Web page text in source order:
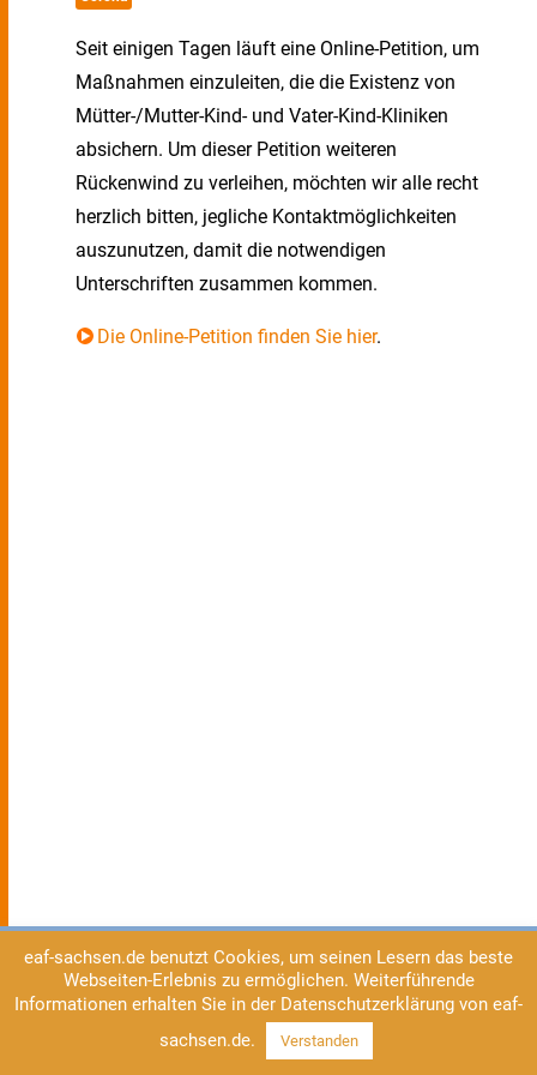
Seit einigen Tagen läuft eine Online-Petition, um
Maßnahmen einzuleiten, die die Existenz von
Mütter-/Mutter-Kind- und Vater-Kind-Kliniken
absichern. Um dieser Petition weiteren
Rückenwind zu verleihen, möchten wir alle recht
herzlich bitten, jegliche Kontaktmöglichkeiten
auszunutzen, damit die notwendigen
Unterschriften zusammen kommen.
Die Online-Petition finden Sie hier.
eaf-sachsen.de benutzt Cookies, um seinen Lesern das beste
Webseiten-Erlebnis zu ermöglichen. Weiterführende
Informationen erhalten Sie in der Datenschutzerklärung von eaf-
sachsen.de.
Verstanden